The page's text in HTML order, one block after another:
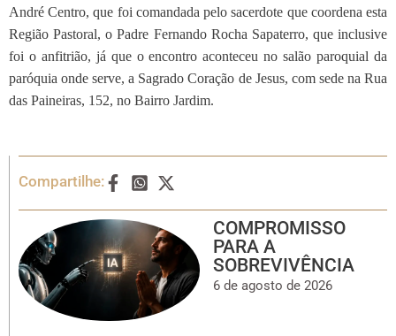
André Centro, que foi comandada pelo sacerdote que coordena esta
Região Pastoral, o Padre Fernando Rocha Sapaterro, que inclusive
foi o anfitrião, já que o encontro aconteceu no salão paroquial da
paróquia onde serve, a Sagrado Coração de Jesus, com sede na Rua
das Paineiras, 152, no Bairro Jardim.
Compartilhe:
COMPROMISSO
PARA A
SOBREVIVÊNCIA
6 de agosto de 2026